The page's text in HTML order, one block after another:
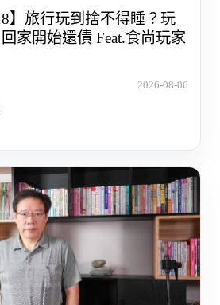
】旅行玩到捨不得睡？玩
家開始還債 Feat.食尚玩家
2026-08-06